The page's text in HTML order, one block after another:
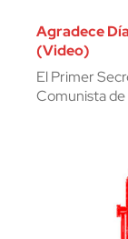
Agradece
(Video)
El Primer
Comunista de